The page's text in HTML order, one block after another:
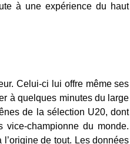
à une expérience du haut
Celui-ci lui offre même ses
à quelques minutes du large
de la sélection U20, dont
vice-championne du monde.
de tout. Les données